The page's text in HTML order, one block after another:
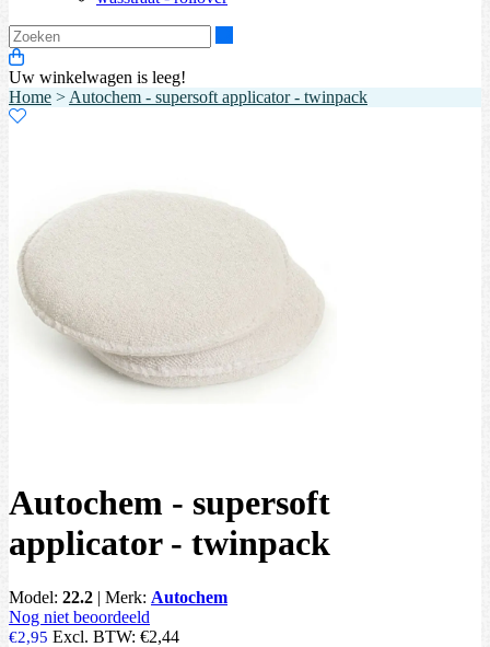
Uw winkelwagen is leeg!
Home > Autochem - supersoft applicator - twinpack
Autochem - supersoft
applicator - twinpack
Model: 22.2 | Merk: Autochem
Nog niet beoordeeld
€2,95 Excl. BTW: €2,44